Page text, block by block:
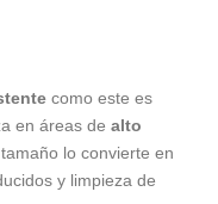
como este es
en áreas de alto
lo convierte en
y limpieza de